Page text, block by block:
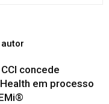
concede
em processo